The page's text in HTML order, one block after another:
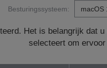
Besturingssysteem:
Het is belangrijk dat
selecteert om